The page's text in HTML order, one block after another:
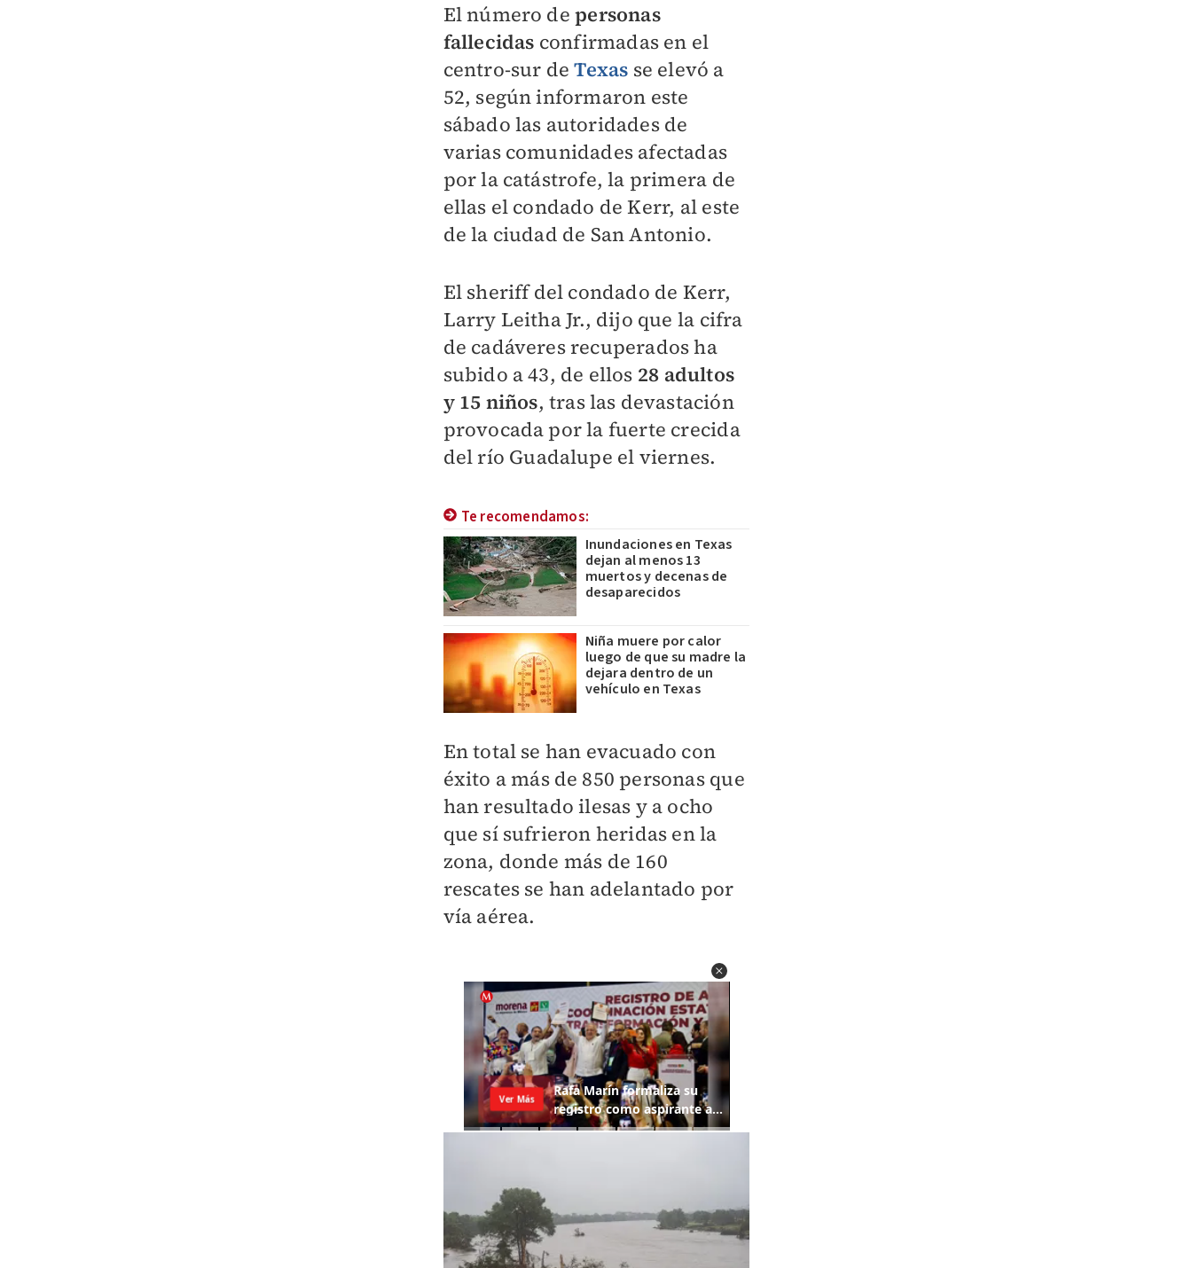
El número depersonas
fallecidas confirmadas en el
centro-sur deTexas se elevó a
52, según informaron este
sábado las autoridades de
varias comunidades afectadas
por la catástrofe, la primera de
ellas el condado de Kerr, al este
de la ciudad de San Antonio.
El sheriff del condado de Kerr,
Larry Leitha Jr., dijo que la cifra
de cadáveres recuperados ha
subido a 43, de ellos 28 adultos
y 15 niños, tras las devastación
provocada por la fuerte crecida
del río Guadalupe el viernes.
Te recomendamos:
Inundaciones en Texas
dejan al menos 13
muertos y decenas de
desaparecidos
Niña muere por calor
luego de que su madre la
dejara dentro de un
vehículo en Texas
En total se han evacuado con
éxito a más de 850 personas que
han resultado ilesas y a ocho
que sí sufrieron heridas en la
zona, donde más de 160
rescates se han adelantado por
vía aérea.